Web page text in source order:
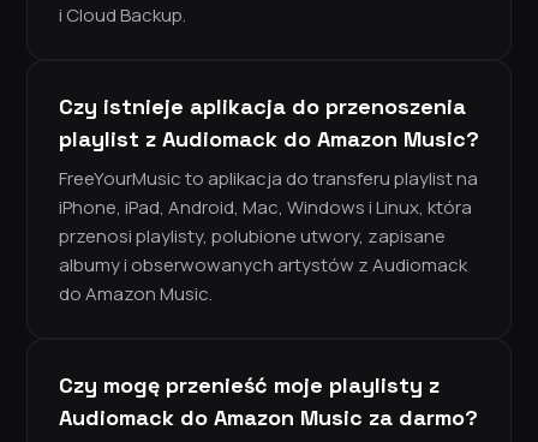
i Cloud Backup.
Czy istnieje aplikacja do przenoszenia
playlist z Audiomack do Amazon Music?
FreeYourMusic to aplikacja do transferu playlist na
iPhone, iPad, Android, Mac, Windows i Linux, która
przenosi playlisty, polubione utwory, zapisane
albumy i obserwowanych artystów z Audiomack
do Amazon Music.
Czy mogę przenieść moje playlisty z
Audiomack do Amazon Music za darmo?